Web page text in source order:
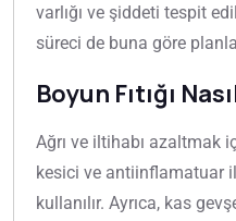
varlığı ve şiddeti tespit
süreci de buna göre
Boyun Fıtığı
Ağrı ve iltihabı azaltmak
kesici ve antiinflamatuar
kullanılır. Ayrıca, kas